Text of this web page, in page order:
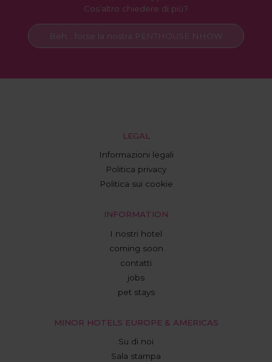
Cos’altro chiedere di più?
Beh... forse la nostra PENTHOUSE NHOW
LEGAL
Informazioni legali
Politica privacy
Politica sui cookie
INFORMATION
I nostri hotel
coming soon
contatti
jobs
pet stays
MINOR HOTELS EUROPE & AMERICAS
Su di noi
Sala stampa